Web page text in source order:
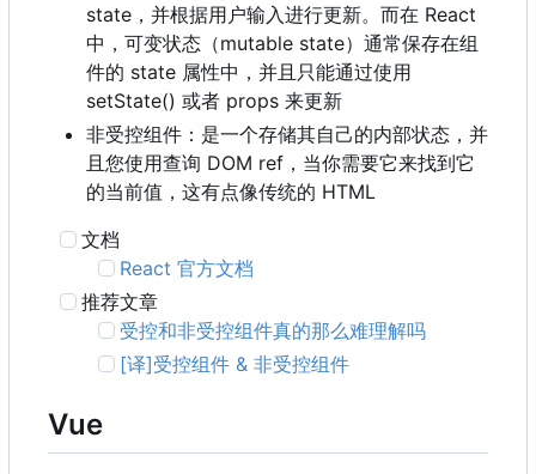
state ， 并根据用户输入进行更新。而在 React
中 ， 可变状态 （mutable state） 通常保存在组
件的 state 属性中，并且只能通过使用
setState() 或者 props 来更新
非受控组件：是一个存储其自己的内部状态，并
且您使用查询 DOM ref ， 当你需要它来找到它
的当前值 ， 这有点像传统的 HTML
文档
React 官方文档
推荐文章
受控和非受控组件真的那么难理解吗
[译]受控组件 & 非受控组件
Vue